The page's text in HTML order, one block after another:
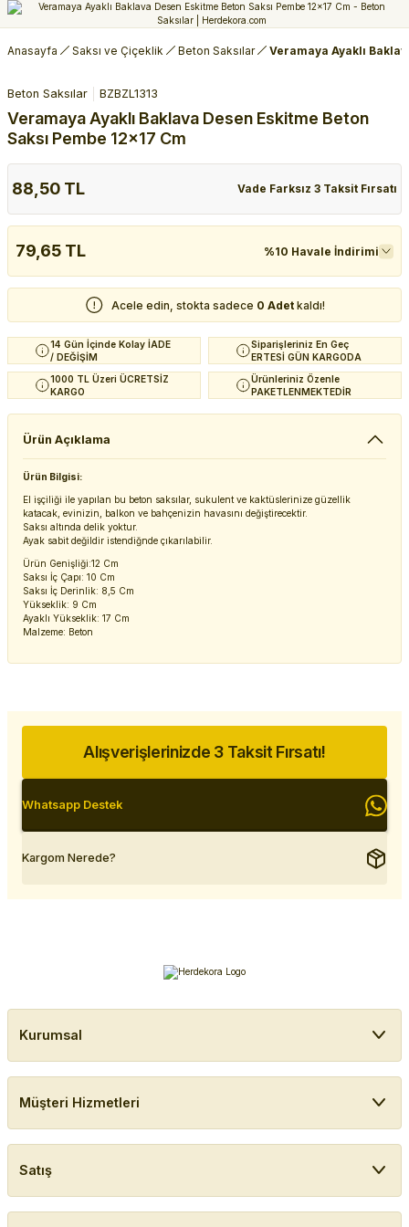
Anasayfa Saksı ve Çiçeklik Beton Saksılar Veramaya Ayaklı
Beton Saksılar BZBZL1313
Veramaya Ayaklı Baklava Desen Eskitme Beton
Saksı Pembe 12x17 Cm
88,50 TL Vade Farksız 3 Taksit Fırsatı
79,65 TL %10 Havale İndirimi
Acele edin, stokta sadece 0 Adet kaldı!
14 Gün İçinde Kolay İADE
/ DEĞİŞİM
Siparişleriniz En Geç
ERTESİ GÜN KARGODA
1000 TL Üzeri ÜCRETSİZ
KARGO
Ürünleriniz Özenle
PAKETLENMEKTEDİR
Ürün Açıklama
Ürün Bilgisi:
El işçiliği ile yapılan bu beton saksılar, sukulent ve kaktüslerinize güzellik
katacak, evinizin, balkon ve bahçenizin havasını değiştirecektir.
Saksı altında delik yoktur.
Ayak sabit değildir istendiğnde çıkarılabilir.
Ürün Genişliği:12 Cm
Saksı İç Çapı: 10 Cm
Saksı İç Derinlik: 8,5 Cm
Yükseklik: 9 Cm
Ayaklı Yükseklik: 17 Cm
Malzeme: Beton
Alışverişlerinizde 3 Taksit Fırsatı!
Whatsapp Destek
Kargom Nerede?
Kurumsal
Müşteri Hizmetleri
Satış